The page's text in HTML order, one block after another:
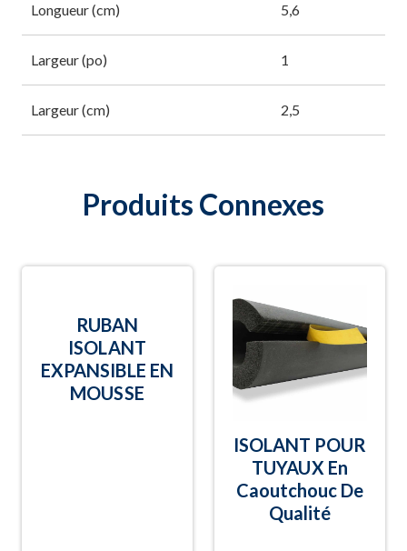
Longueur (cm) 5,6
Largeur (po) 1
Largeur (cm) 2,5
Produits Connexes
RUBAN
ISOLANT
EXPANSIBLE EN
MOUSSE
ISOLANT POUR
TUYAUX En
Caoutchouc De
Qualité